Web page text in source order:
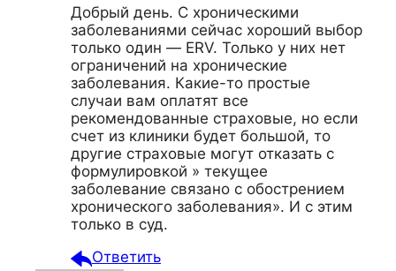
Добрый день. С хроническими
заболеваниями сейчас хороший выбор
только один — ERV. Только у них нет
ограничений на хронические
заболевания. Какие-то простые
случаи вам оплатят все
рекомендованные страховые, но если
счет из клиники будет большой, то
другие страховые могут отказать с
формулировкой » текущее
заболевание связано с обострением
хронического заболевания». И с этим
только в суд.
Ответить